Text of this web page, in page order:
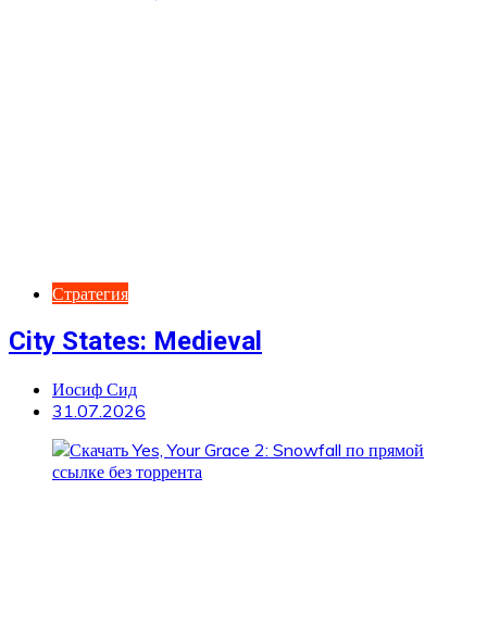
Стратегия
City States: Medieval
Иосиф Сид
31.07.2026